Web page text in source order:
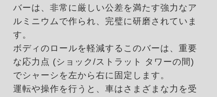
バーは、非常に厳しい公差を満たす強力なア
ルミニウムで作られ、完璧に研磨されていま
す。
ボディのロールを軽減するこのバーは、重要
な応力点 (ショック/ストラット タワーの間)
でシャーシを左から右に固定します。
運転や操作を行うと、車はさまざまな力を受